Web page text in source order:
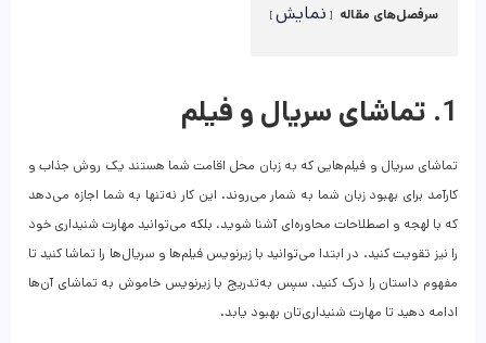
سرفصل‌های مقاله نمایش
1. تماشای سریال و فیلم
تماشای سریال‌ و فیلم‌هایی که به زبان محل اقامت شما هستند یک روش جذاب و
کارآمد برای بهبود زبان شما به شمار می‌روند. این کار نه‌تنها به شما اجازه می‌دهد
که با لهجه و اصطلاحات محاوره‌ای آشنا شوید، بلکه می‌توانید مهارت شنیداری‌ خود
را نیز تقویت کنید. در ابتدا می‌توانید با زیرنویس فیلم‌ها و سریال‌ها را تماشا کنید تا
مفهوم داستان را درک کنید، سپس به‌تدریج با زیرنویس خاموش به تماشای آن‌ها
ادامه دهید تا مهارت شنیداری‌تان بهبود یابد.